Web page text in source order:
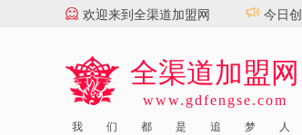
欢迎来到全渠道加盟网 今日
全渠道加盟网
www.gdfengse.com
我
们 都 是 追 梦 人